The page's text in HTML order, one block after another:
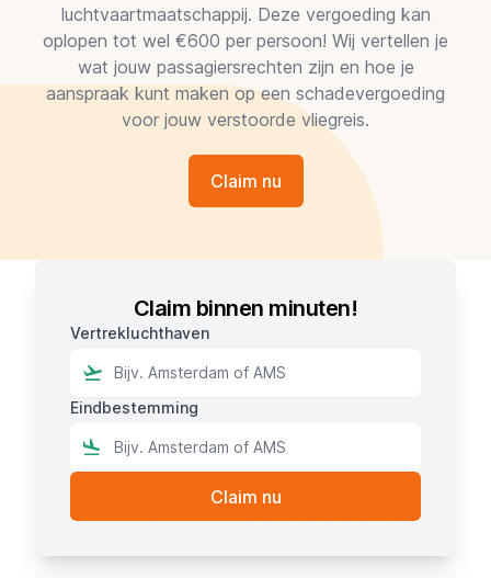
luchtvaartmaatschappij. Deze vergoeding kan
oplopen tot wel €600 per persoon! Wij vertellen je
wat jouw passagiersrechten zijn en hoe je
aanspraak kunt maken op een schadevergoeding
voor jouw verstoorde vliegreis.
Claim nu
Claim binnen minuten!
Vertrekluchthaven
Eindbestemming